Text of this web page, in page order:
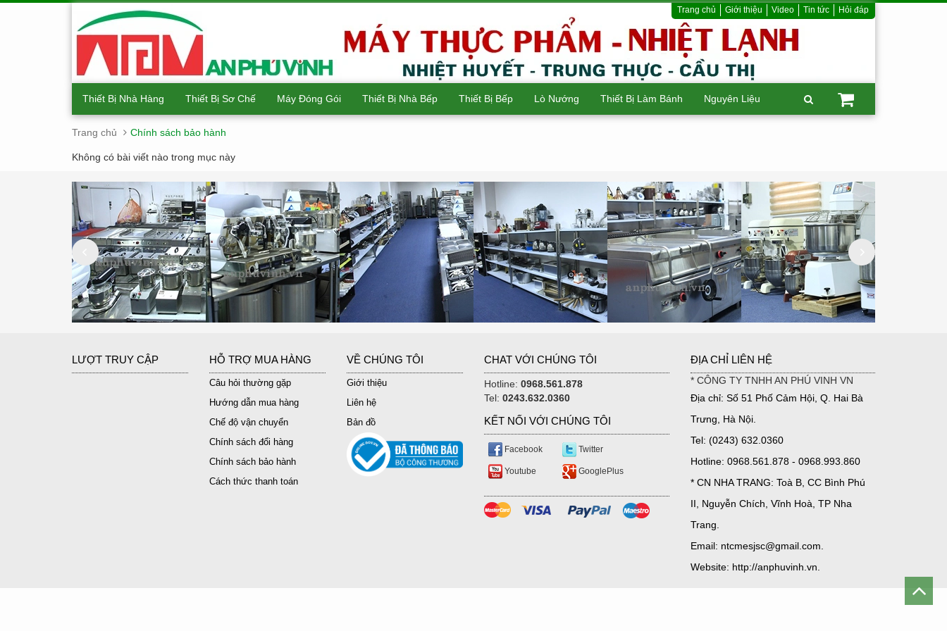
Trang chủ Giới thiệu Video Tin tức Hỏi đáp
Thiết Bị Nhà Hàng Thiết Bị Sơ Chế Máy Đóng Gói Thiết Bị Nhà Bếp Thiết Bị Bếp Lò Nướng Thiết Bị Làm Bánh Nguyên Liệu
Trang chủ Chính sách bảo hành
Không có bài viết nào trong mục này
LƯỢT TRUY CẬP HỖ TRỢ MUA HÀNG
Câu hỏi thường gặp
Hướng dẫn mua hàng
Chế độ vận chuyển
Chính sách đổi hàng
Chính sách bảo hành
Cách thức thanh toán
VỀ CHÚNG TÔI
Giới thiệu
Liên hệ
Bản đồ
CHAT VỚI CHÚNG TÔI
Hotline: 0968.561.878
Tel: 0243.632.0360
KẾT NỐI VỚI CHÚNG TÔI
Facebook Twitter
Youtube GooglePlus
ĐỊA CHỈ LIÊN HỆ
* CÔNG TY TNHH AN PHÚ VINH VN
Địa chỉ: Số 51 Phố Cảm Hội, Q. Hai Bà
Trưng, Hà Nội.
Tel: (0243) 632.0360
Hotline: 0968.561.878 - 0968.993.860
* CN NHA TRANG: Toà B, CC Bình Phú
II, Nguyễn Chích, Vĩnh Hoà, TP Nha
Trang.
Email: ntcmesjsc@gmail.com.
Website: http://anphuvinh.vn.